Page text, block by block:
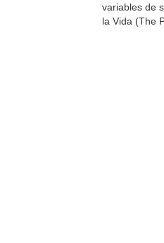
variables de
la Vida (The